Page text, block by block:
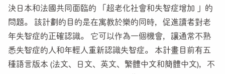
決日本和法國共同面臨的 「超老化社會和失智症增加 」的
問題。 該計劃的目的是在寓教於樂的同時，促進讀者對老
年失智症的正確認識。 它可以作為一個機會，讓通常不熟
悉失智症的人和年輕人重新認識失智症。 本計畫目前有五
種語言版本 (法文、日文、英文、繁體中文和簡體中文)，不